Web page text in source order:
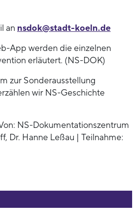
an nsdok@stadt-koeln.de
App werden die einzelnen
erläutert. (NS-DOK)
zur Sonderausstellung
wir NS-Geschichte
NS-Dokumentationszentrum
Dr. Hanne Leßau | Teilnahme: